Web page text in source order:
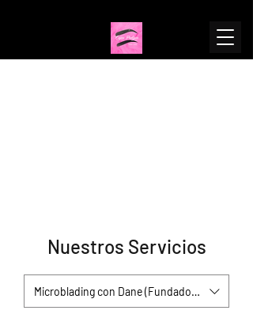
Nuestros Servicios
Microblading con Dane (Fundadora Cejas